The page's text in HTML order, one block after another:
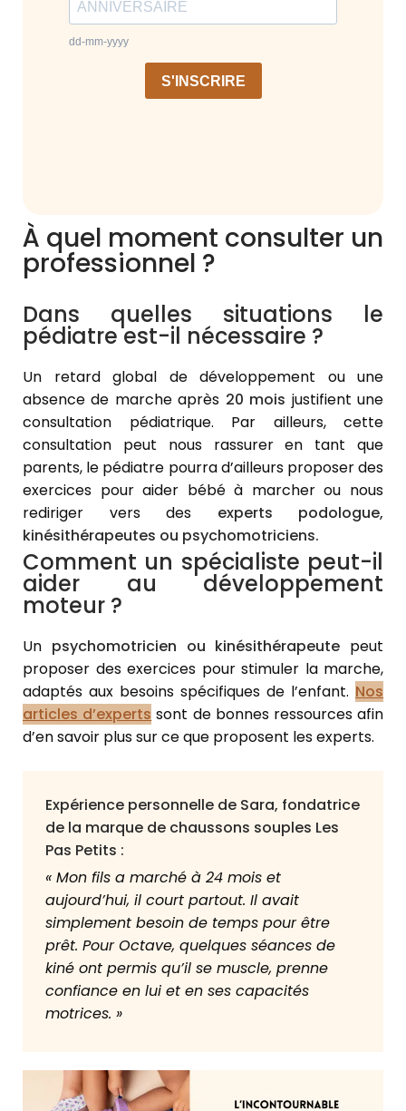
À quel moment consulter un
professionnel ?
Dans quelles situations le
pédiatre est-il nécessaire ?
Un retard global de développement ou une
absence de marche après 20 mois justifient une
consultation pédiatrique. Par ailleurs, cette
consultation peut nous rassurer en tant que
parents, le pédiatre pourra d’ailleurs proposer des
exercices pour aider bébé à marcher ou nous
rediriger vers des experts podologue,
kinésithérapeutes ou psychomotriciens.
Comment un spécialiste peut-il
aider au développement
moteur ?
Un psychomotricien ou kinésithérapeute peut
proposer des exercices pour stimuler la marche,
adaptés aux besoins spécifiques de l’enfant. Nos
articles d’experts sont de bonnes ressources afin
d’en savoir plus sur ce que proposent les experts.
Expérience personnelle de Sara, fondatrice
de la marque de chaussons souples Les
Pas Petits :
« Mon fils a marché à 24 mois et
aujourd’hui, il court partout. Il avait
simplement besoin de temps pour être
prêt. Pour Octave, quelques séances de
kiné ont permis qu’il se muscle, prenne
confiance en lui et en ses capacités
motrices. »